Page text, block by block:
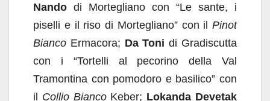
Nando di Mortegliano con “Le sante, i
piselli e il riso di Mortegliano” con il Pinot
Bianco Ermacora; Da Toni di Gradiscutta
con i “Tortelli al pecorino della Val
Tramontina con pomodoro e basilico” con
il Collio BiancoKeber; Lokanda Devetak